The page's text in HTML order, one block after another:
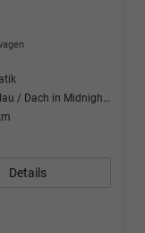
Fiord Blau / Dach in Midnight Schwarz Metallic
Details